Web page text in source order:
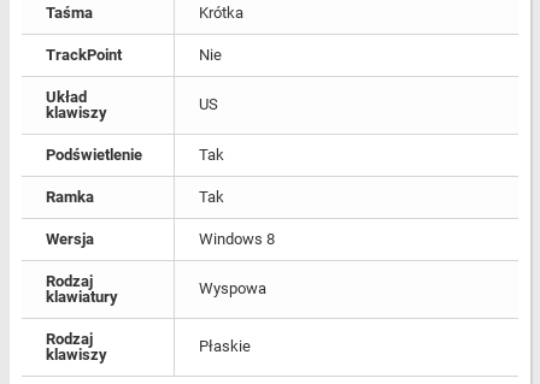
Taśma Krótka
TrackPoint Nie
Układ
klawiszy
US
Podświetlenie Tak
Ramka Tak
Wersja Windows 8
Rodzaj
klawiatury
Wyspowa
Rodzaj
klawiszy
Płaskie